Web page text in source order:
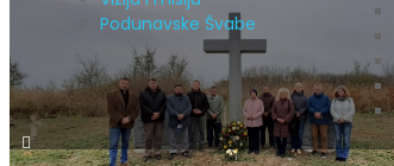
Podunavske Švabe